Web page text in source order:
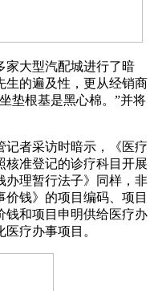
大型汽配城进行了暗
生的遍及性，更从经销商
垫根基是黑心棉。”并将
者采访时暗示，《医疗
核准登记的诊疗科目开展
办理暂行法子》同样，非
钱》的项目编码、项目
钱和项目申明供给医疗办
疗办事项目。